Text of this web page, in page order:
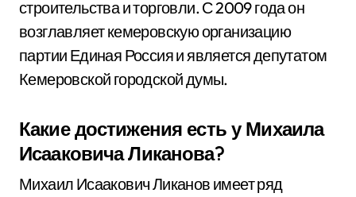
строительства и торговли. С 2009 года он
возглавляет кемеровскую организацию
партии Единая Россия и является депутатом
Кемеровской городской думы.
Какие достижения есть у Михаила
Исааковича Ликанова?
Михаил Исаакович Ликанов имеет ряд